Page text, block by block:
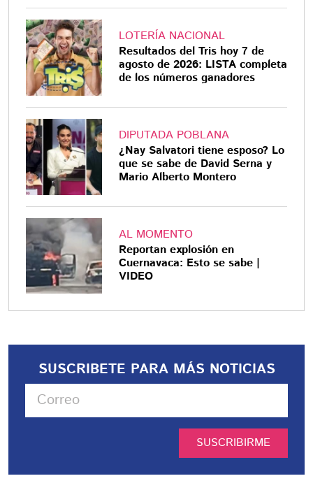
LOTERÍA NACIONAL
Resultados del Tris hoy 7 de
agosto de 2026: LISTA completa
de los números ganadores
DIPUTADA POBLANA
¿Nay Salvatori tiene esposo? Lo
que se sabe de David Serna y
Mario Alberto Montero
AL MOMENTO
Reportan explosión en
Cuernavaca: Esto se sabe |
VIDEO
SUSCRIBETE PARA MÁS NOTICIAS
SUSCRIBIRME